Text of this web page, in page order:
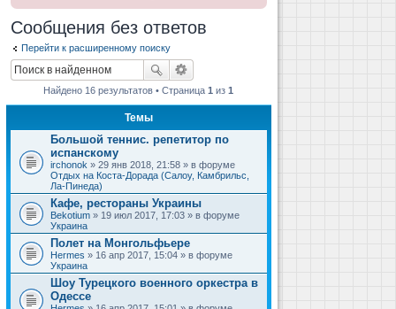
Сообщения без ответов
Перейти к расширенному поиску
Найдено 16 результатов • Страница1 из1
Темы
Большой теннис. репетитор по
испанскому
irchonok » 29 янв 2018, 21:58 » в форуме
Отдых на Коста-Дорада (Салоу, Камбрильс,
Ла-Пинеда)
Кафе, рестораны Украины
Bekotium » 19 июл 2017, 17:03 » в форуме
Украина
Полет на Монгольфьере
Hermes » 16 апр 2017, 15:04 » в форуме
Украина
Шоу Турецкого военного оркестра в
Одессе